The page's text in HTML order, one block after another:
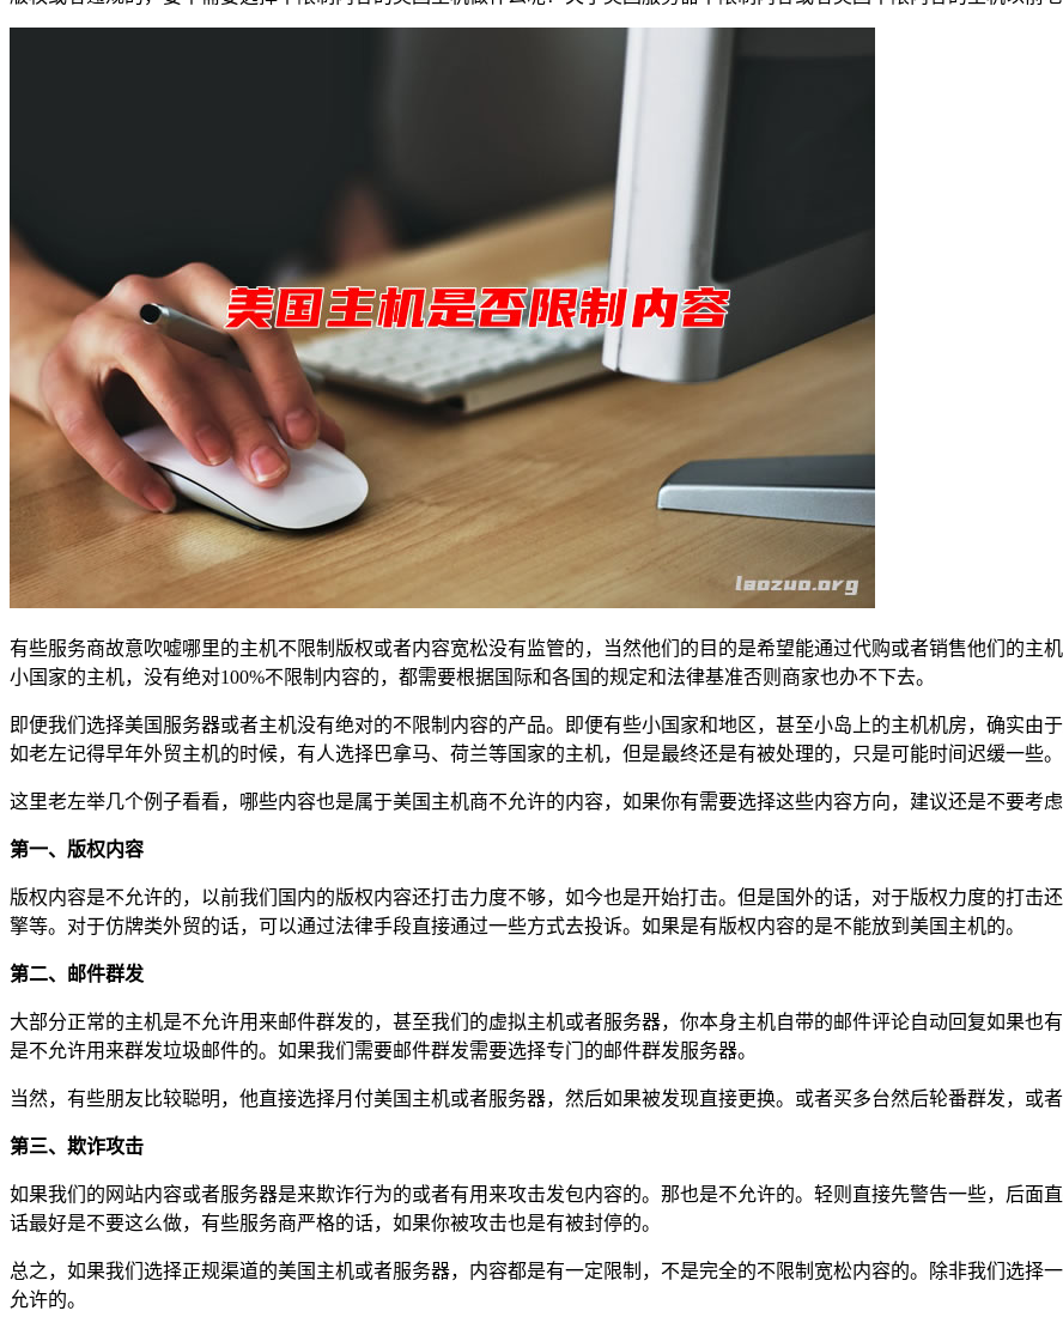
有些服务商故意吹嘘哪里的主机不限制版权或者内容宽松没有监管的，当然他们的目的是希望能通过代购或者销售他们的主
小国家的主机，没有绝对100%不限制内容的，都需要根据国际和各国的规定和法律基准否则商家也办不下去。
即便我们选择美国服务器或者主机没有绝对的不限制内容的产品。即便有些小国家和地区，甚至小岛上的主机机房，确实由
如老左记得早年外贸主机的时候，有人选择巴拿马、荷兰等国家的主机，但是最终还是有被处理的，只是可能时间迟缓一些。
这里老左举几个例子看看，哪些内容也是属于美国主机商不允许的内容，如果你有需要选择这些内容方向，建议还是不要考虑
第一、版权内容
版权内容是不允许的，以前我们国内的版权内容还打击力度不够，如今也是开始打击。但是国外的话，对于版权力度的打击
擎等。对于仿牌类外贸的话，可以通过法律手段直接通过一些方式去投诉。如果是有版权内容的是不能放到美国主机的。
第二、邮件群发
大部分正常的主机是不允许用来邮件群发的，甚至我们的虚拟主机或者服务器，你本身主机自带的邮件评论自动回复如果也
是不允许用来群发垃圾邮件的。如果我们需要邮件群发需要选择专门的邮件群发服务器。
当然，有些朋友比较聪明，他直接选择月付美国主机或者服务器，然后如果被发现直接更换。或者买多台然后轮番群发，或
第三、欺诈攻击
如果我们的网站内容或者服务器是来欺诈行为的或者有用来攻击发包内容的。那也是不允许的。轻则直接先警告一些，后面
话最好是不要这么做，有些服务商严格的话，如果你被攻击也是有被封停的。
总之，如果我们选择正规渠道的美国主机或者服务器，内容都是有一定限制，不是完全的不限制宽松内容的。除非我们选择
允许的。